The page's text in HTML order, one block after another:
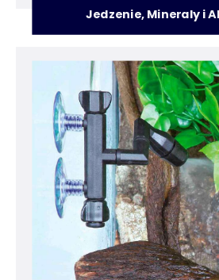
Jedzenie, Mineraly i